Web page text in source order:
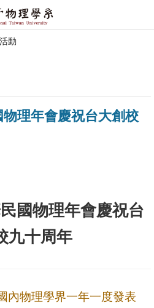
動
理年會慶祝台大創校
國物理年會慶祝台
九十周年
內物理學界一年一度發表